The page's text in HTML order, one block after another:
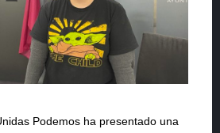
Podemos ha presentado una